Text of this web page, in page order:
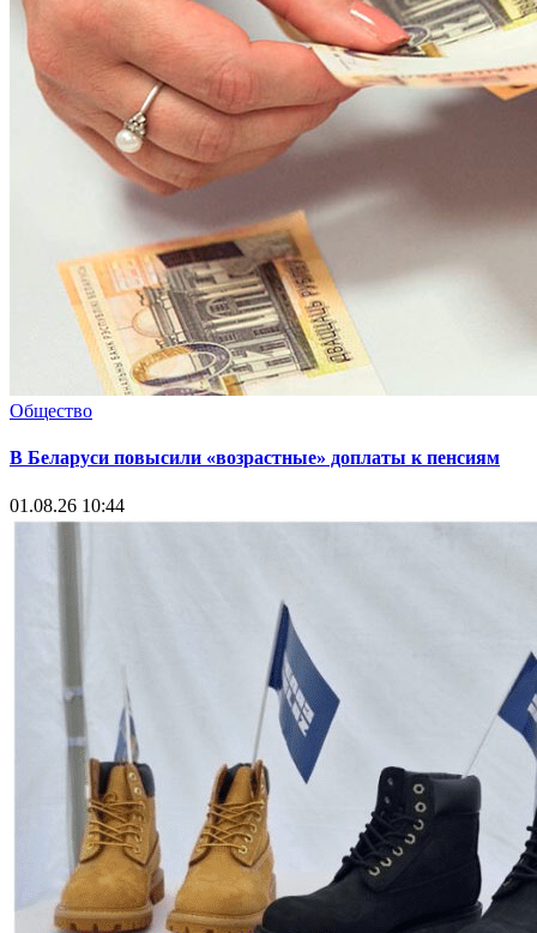
Общество
В Беларуси повысили «возрастные» доплаты к пенсиям
01.08.26 10:44